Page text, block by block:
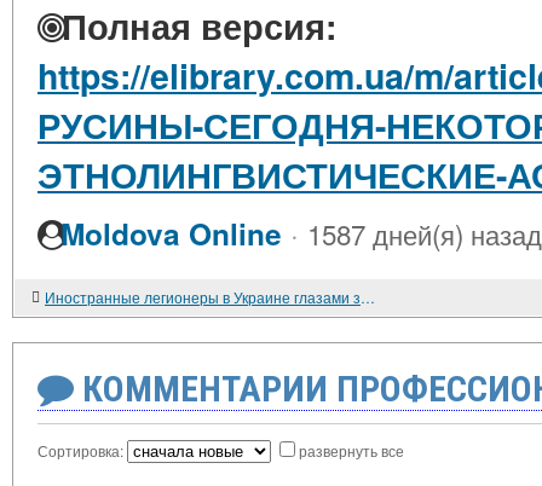
Полная версия:
https://elibrary.com.ua/m/
РУСИНЫ-СЕГОДНЯ-
ЭТНОЛИНГВИСТИЧЕСКИЕ-
Moldova Online · 1587 дней(я) назад
Иностранные легионеры в Украине глазами зарубежной прессы
КОММЕНТАРИИ
Сортировка: развернуть все